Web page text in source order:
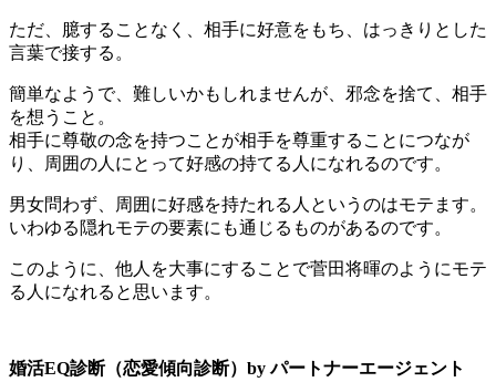
ただ、臆することなく、相手に好意をもち、はっきりとした
言葉で接する。
簡単なようで、難しいかもしれませんが、邪念を捨て、相手
を想うこと。
相手に尊敬の念を持つことが相手を尊重することにつなが
り、周囲の人にとって好感の持てる人になれるのです。
男女問わず、周囲に好感を持たれる人というのはモテます。
いわゆる隠れモテの要素にも通じるものがあるのです。
このように、他人を大事にすることで菅田将暉のようにモテ
る人になれると思います。
婚活EQ診断（恋愛傾向診断）by パートナーエージェント